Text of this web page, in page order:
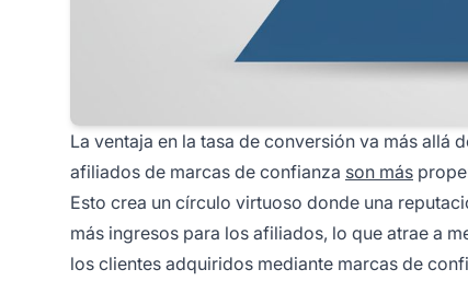
La ventaja en la tasa de conversión va más allá
afiliados de marcas de confianza son más
Esto crea un círculo virtuoso donde una
más ingresos para los afiliados, lo que atrae a
los clientes adquiridos mediante marcas de